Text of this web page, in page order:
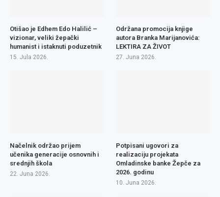
Otišao je Edhem Edo Halilić –
vizionar, veliki žepački
humanist i istaknuti poduzetnik
15. Jula 2026.
Održana promocija knjige
autora Branka Marijanovića:
LEKTIRA ZA ŽIVOT
27. Juna 2026.
Načelnik održao prijem
učenika generacije osnovnih i
srednjih škola
22. Juna 2026.
Potpisani ugovori za
realizaciju projekata
Omladinske banke Žepče za
2026. godinu
10. Juna 2026.